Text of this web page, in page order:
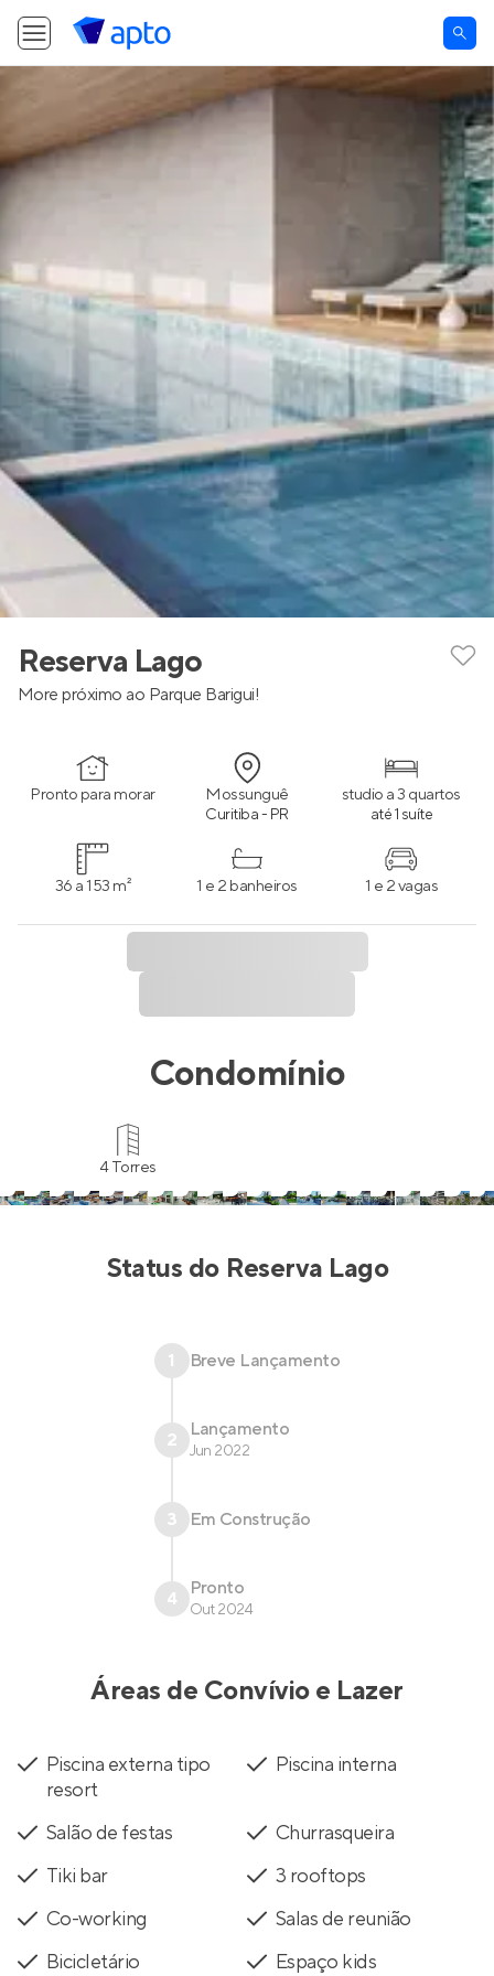
Reserva Lago
More próximo ao Parque Barigui!
Pronto para morar Mossunguê
Curitiba - PR
studio a 3 quartos
até 1 suíte
36 a 153 m² 1 e 2 banheiros 1 e 2 vagas
Condomínio
4 Torres
Status do Reserva Lago
1 Breve Lançamento
2 Lançamento
Jun 2022
3 Em Construção
4 Pronto
Out 2024
Áreas de Convívio e Lazer
Piscina externa tipo
resort
Piscina interna
Salão de festas
Churrasqueira
Tiki bar
3 rooftops
Co-working
Salas de reunião
Bicicletário
Espaço kids